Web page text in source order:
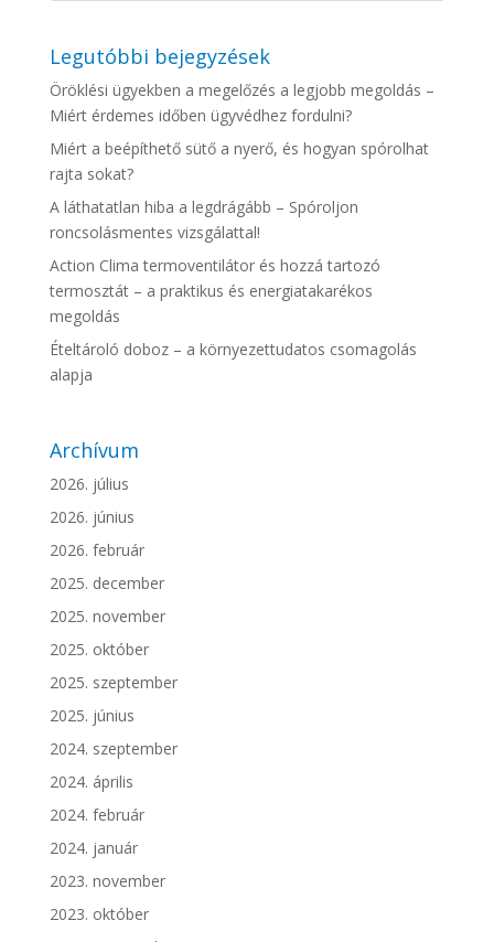
Legutóbbi bejegyzések
Öröklési ügyekben a megelőzés a legjobb megoldás –
Miért érdemes időben ügyvédhez fordulni?
Miért a beépíthető sütő a nyerő, és hogyan spórolhat
rajta sokat?
A láthatatlan hiba a legdrágább – Spóroljon
roncsolásmentes vizsgálattal!
Action Clima termoventilátor és hozzá tartozó
termosztát – a praktikus és energiatakarékos
megoldás
Ételtároló doboz – a környezettudatos csomagolás
alapja
Archívum
2026. július
2026. június
2026. február
2025. december
2025. november
2025. október
2025. szeptember
2025. június
2024. szeptember
2024. április
2024. február
2024. január
2023. november
2023. október